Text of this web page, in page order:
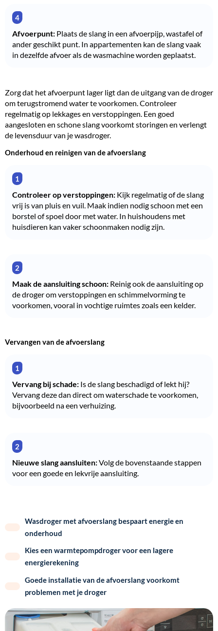
Afvoerpunt: Plaats de slang in een afvoerpijp, wastafel of
ander geschikt punt. In appartementen kan de slang vaak
in dezelfde afvoer als de wasmachine worden geplaatst.
Zorg dat het afvoerpunt lager ligt dan de uitgang van de droger
om terugstromend water te voorkomen. Controleer
regelmatig op lekkages en verstoppingen. Een goed
aangesloten en schone slang voorkomt storingen en verlengt
de levensduur van je wasdroger.
Onderhoud en reinigen van de afvoerslang
Controleer op verstoppingen: Kijk regelmatig of de slang
vrij is van pluis en vuil. Maak indien nodig schoon met een
borstel of spoel door met water. In huishoudens met
huisdieren kan vaker schoonmaken nodig zijn.
Maak de aansluiting schoon: Reinig ook de aansluiting op
de droger om verstoppingen en schimmelvorming te
voorkomen, vooral in vochtige ruimtes zoals een kelder.
Vervangen van de afvoerslang
Vervang bij schade: Is de slang beschadigd of lekt hij?
Vervang deze dan direct om waterschade te voorkomen,
bijvoorbeeld na een verhuizing.
Nieuwe slang aansluiten:Volg de bovenstaande stappen
voor een goede en lekvrije aansluiting.
Wasdroger met afvoerslang bespaart energie en
onderhoud
Kies een warmtepompdroger voor een lagere
energierekening
Goede installatie van de afvoerslang voorkomt
problemen met je droger